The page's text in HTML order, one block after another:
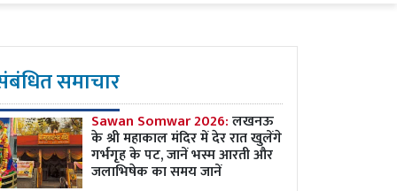
समाचार
Sawan Somwar 2026:लखनऊ
के श्री महाकाल मंदिर में देर रात खुलेंगे
गर्भगृह के पट, जानें भस्म आरती और
जलाभिषेक का समय जानें